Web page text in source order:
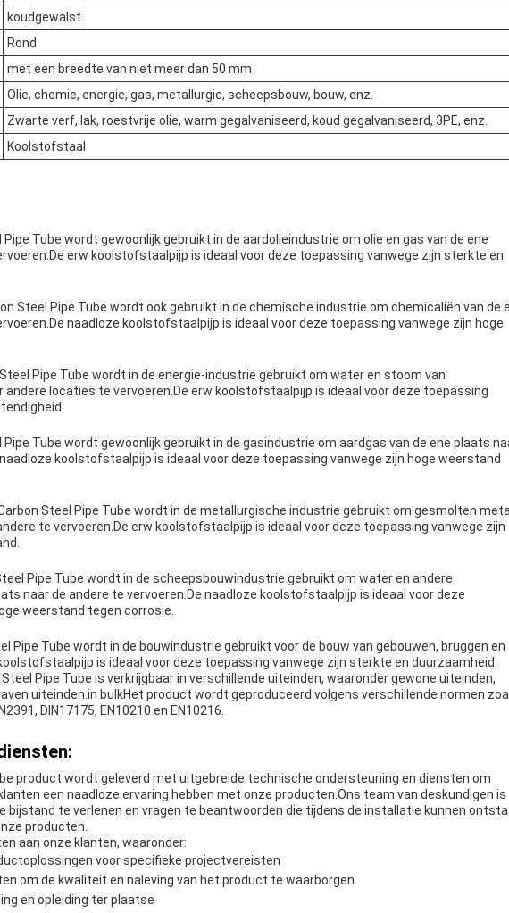
koudgewalst
Rond
met een breedte van niet meer dan 50 mm
Olie, chemie, energie, gas, metallurgie, scheepsbouw, bouw, enz.
Zwarte verf, lak, roestvrije olie, warm gegalvaniseerd, koud gegalvaniseerd, 3PE, enz.
Koolstofstaal
Pipe Tube wordt gewoonlijk gebruikt in de aardolieindustrie om olie en gas van de ene
erw koolstofstaalpijp is ideaal voor deze toepassing vanwege zijn sterkte en
Steel Pipe Tube wordt ook gebruikt in de chemische industrie om chemicaliën van de
naadloze koolstofstaalpijp is ideaal voor deze toepassing vanwege zijn hoge
Pipe Tube wordt in de energie-industrie gebruikt om water en stoom van
locaties te vervoeren.De erw koolstofstaalpijp is ideaal voor deze toepassing
Pipe Tube wordt gewoonlijk gebruikt in de gasindustrie om aardgas van de ene plaats
koolstofstaalpijp is ideaal voor deze toepassing vanwege zijn hoge weerstand
Steel Pipe Tube wordt in de metallurgische industrie gebruikt om gesmolten
te vervoeren.De erw koolstofstaalpijp is ideaal voor deze toepassing vanwege zijn
Pipe Tube wordt in de scheepsbouwindustrie gebruikt om water en andere
naar de andere te vervoeren.De naadloze koolstofstaalpijp is ideaal voor deze
weerstand tegen corrosie.
Pipe Tube wordt in de bouwindustrie gebruikt voor de bouw van gebouwen, bruggen en
is ideaal voor deze toepassing vanwege zijn sterkte en duurzaamheid.
Pipe Tube is verkrijgbaar in verschillende uiteinden, waaronder gewone uiteinden,
uiteinden.in bulkHet product wordt geproduceerd volgens verschillende normen
DIN17175, EN10210 en EN10216.
product wordt geleverd met uitgebreide technische ondersteuning en diensten om
een naadloze ervaring hebben met onze producten.Ons team van deskundigen is
bijstand te verlenen en vragen te beantwoorden die tijdens de installatie kunnen
producten.
aan onze klanten, waaronder:
voor specifieke projectvereisten
om de kwaliteit en naleving van het product te waarborgen
en opleiding ter plaatse